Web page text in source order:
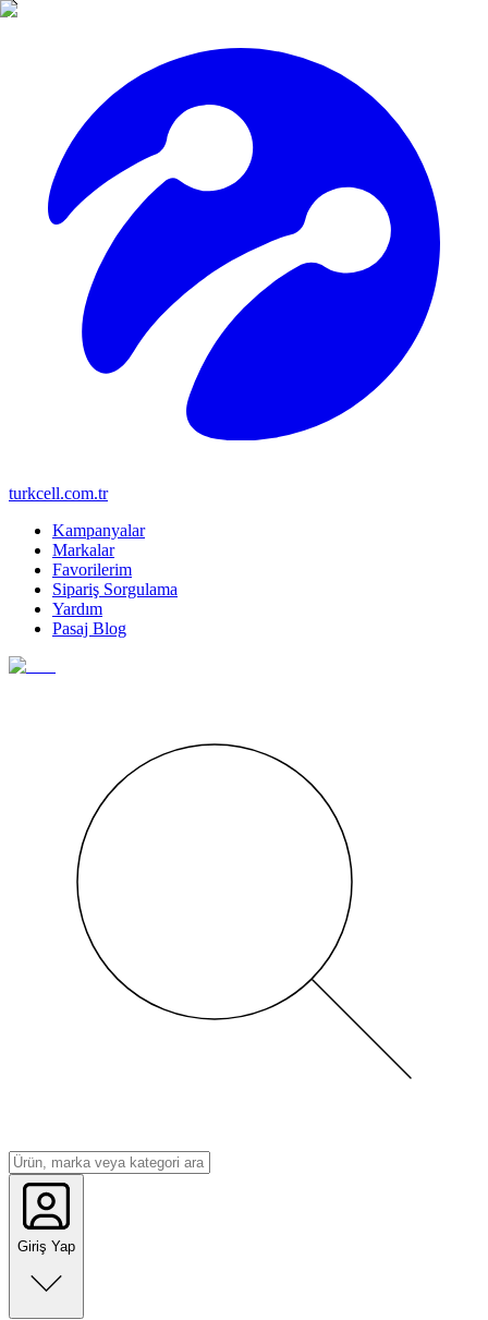
turkcell.com.tr
Kampanyalar
Markalar
Favorilerim
Sipariş Sorgulama
Yardım
Pasaj Blog
Giriş Yap